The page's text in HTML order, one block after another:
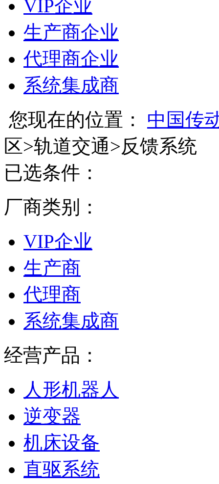
VIP企业
生产商企业
代理商企业
系统集成商
您现在的位置：
中国传
区>轨道交通>反馈系统
已选条件：
厂商类别：
VIP企业
生产商
代理商
系统集成商
经营产品：
人形机器人
逆变器
机床设备
直驱系统